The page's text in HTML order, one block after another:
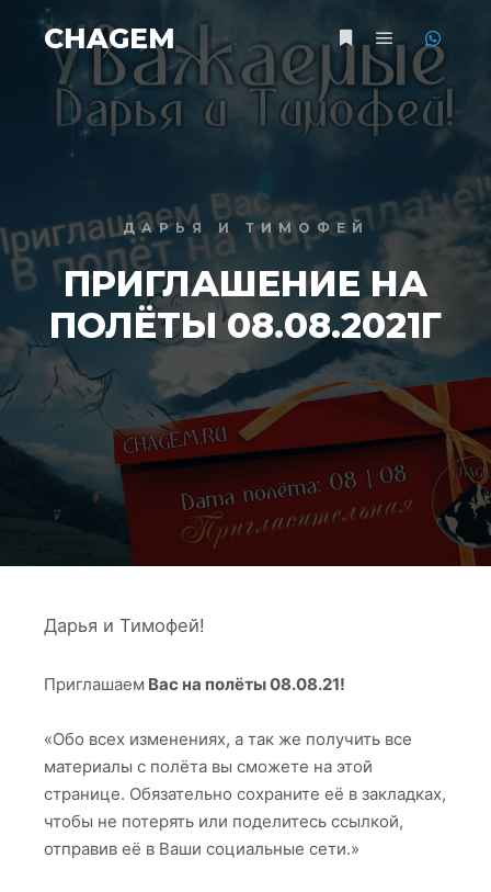
CHAGEM
БольшеГлавное
ДАРЬЯ И ТИМОФЕЙ
ПРИГЛАШЕНИЕ НА
ПОЛЁТЫ 08.08.2021Г
Дарья и Тимофей!
Приглашаем Вас на полёты 08.08.21!
«Обо всех изменениях, а так же получить все
материалы с полёта вы сможете на этой
странице. Обязательно сохраните её в закладках,
чтобы не потерять или поделитесь ссылкой,
отправив её в Ваши социальные сети.»